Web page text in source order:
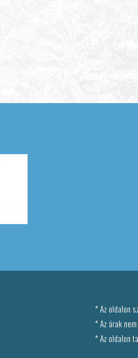
* Az oldalon
* Az árak
* Az oldalon